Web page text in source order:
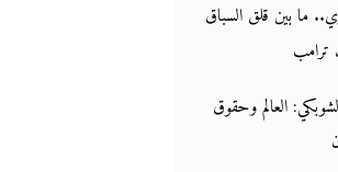
ما بين قلق السباق
العالم وحقوق